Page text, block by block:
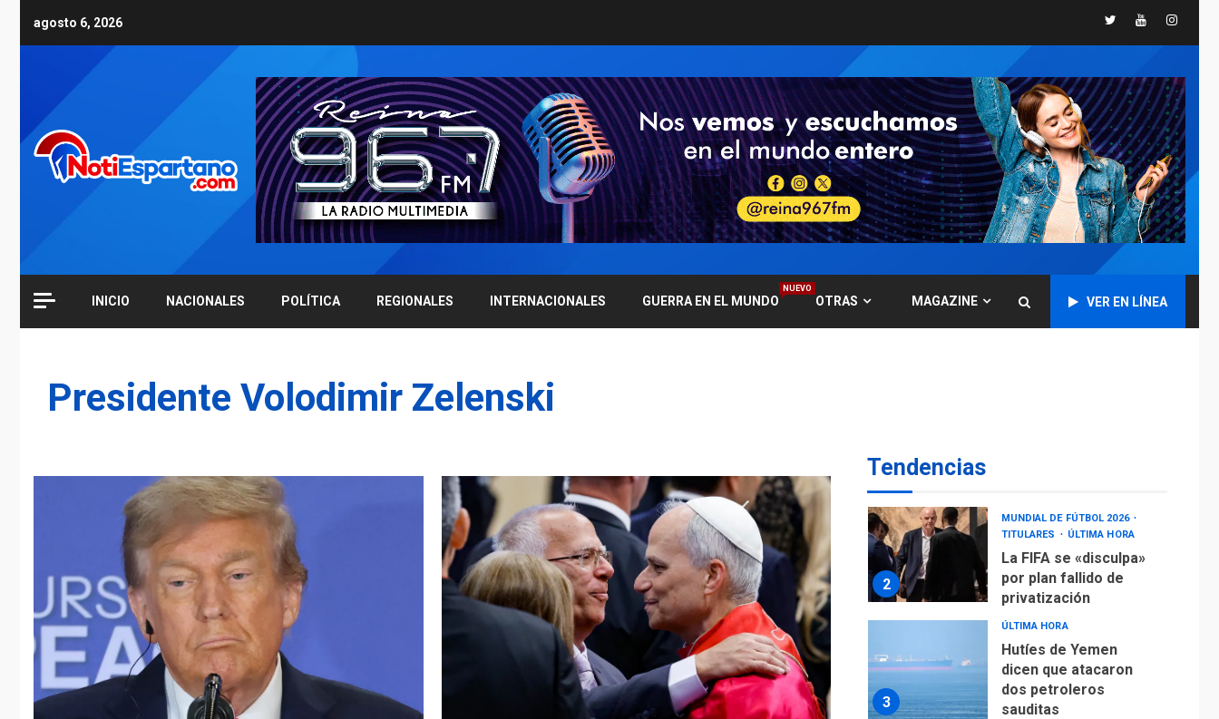
agosto 6, 2026 TwitterYoutube
INICIO NACIONALES POLÍTICA REGIONALES INTERNACIONALES GUERRA EN EL MUNDO
NUEVO
OTRAS MAGAZINE VER EN LÍNEA
Presidente Volodimir Zelenski
Tendencias
6
TITULARES
CNP plantea incluir
Libertad de Expresión
en agenda de
negociación con
comisión de AN 2015
7
DESTACADOS
NACIONALES
ÚLTIMA HORA
Gobierno nacional y
regional nos
respaldaron desde el
primer momento tras
asegura Gustavo
Duque
2
MUNDIAL DE FÚTBOL 2026
TITULARES
ÚLTIMA HORA
La FIFA se «disculpa»
por plan fallido de
privatización
3
ÚLTIMA HORA
Hutíes de Yemen
dicen que atacaron
dos petroleros
sauditas